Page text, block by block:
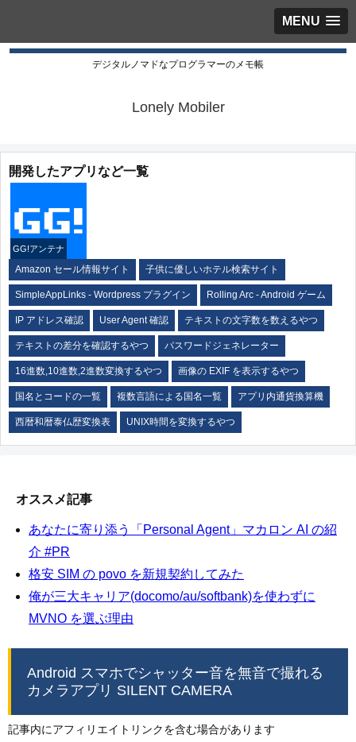
MENU
デジタルノマドなプログラマーのメモ帳
Lonely Mobiler
開発したアプリなど一覧
GG!アンテナ
Amazon セール情報サイト 子供に優しいホテル検索サイト
SimpleAppLinks - Wordpress プラグイン Rolling Arc - Android ゲーム
IP アドレス確認 User Agent 確認 テキストの文字数を数えるやつ
テキストの差分を確認するやつ パスワードジェネレーター
16進数,10進数,2進数変換するやつ 画像の EXIF を表示するやつ
国名とコードの一覧 複数言語による国名一覧 アプリ内通貨換算機
西暦和暦泰仏歴変換表 UNIX時間を変換するやつ
オススメ記事
あなたに寄り添う「Personal Agent」マカロン AI の紹
介 #PR
格安 SIM の povo を新規契約してみた
俺が三大キャリア(docomo/au/softbank)を使わずに
MVNO を選ぶ理由
Android スマホでシャッター音を無音で撮れる
カメラアプリ SILENT CAMERA
記事内にアフィリエイトリンクを含む場合があります